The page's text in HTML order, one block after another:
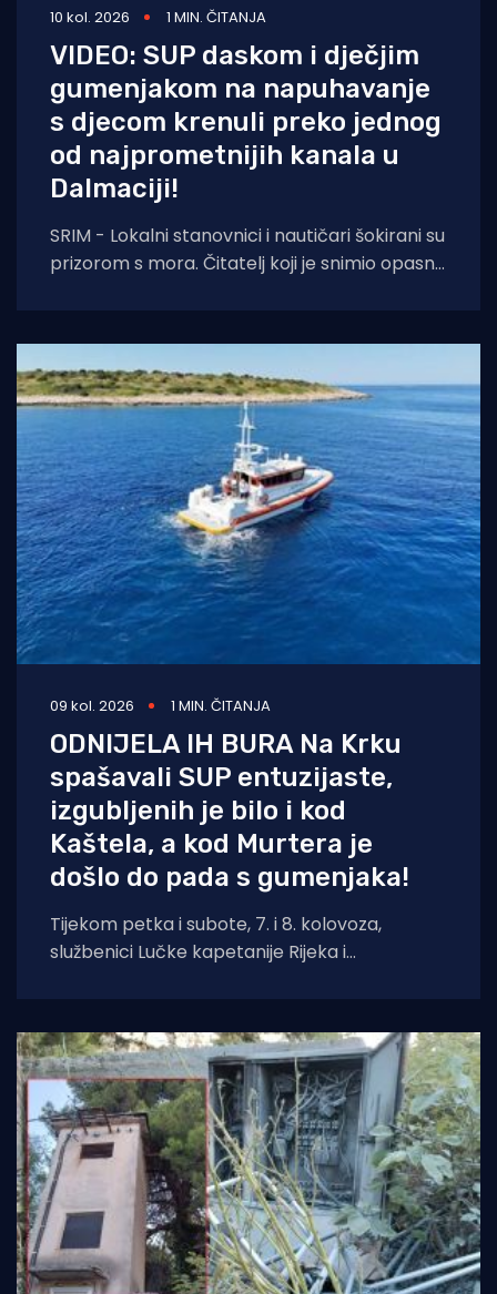
10 kol. 2026 1 MIN. ČITANJA
VIDEO: SUP daskom i dječjim
gumenjakom na napuhavanje
s djecom krenuli preko jednog
od najprometnijih kanala u
Dalmaciji!
SRIM - Lokalni stanovnici i nautičari šokirani su
prizorom s mora. Čitatelj koji je snimio opasni
09 kol. 2026 1 MIN. ČITANJA
ODNIJELA IH BURA Na Krku
spašavali SUP entuzijaste,
izgubljenih je bilo i kod
Kaštela, a kod Murtera je
došlo do pada s gumenjaka!
Tijekom petka i subote, 7. i 8. kolovoza,
službenici Lučke kapetanije Rijeka i